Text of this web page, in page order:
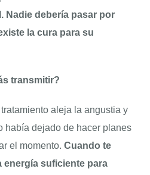
Nadie debería pasar por
la cura para su
transmitir?
aleja la angustia y
había dejado de hacer planes
el momento. Cuando te
energía suficiente para